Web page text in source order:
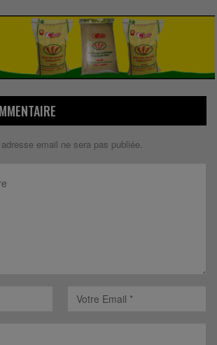
email ne sera pas publiée.